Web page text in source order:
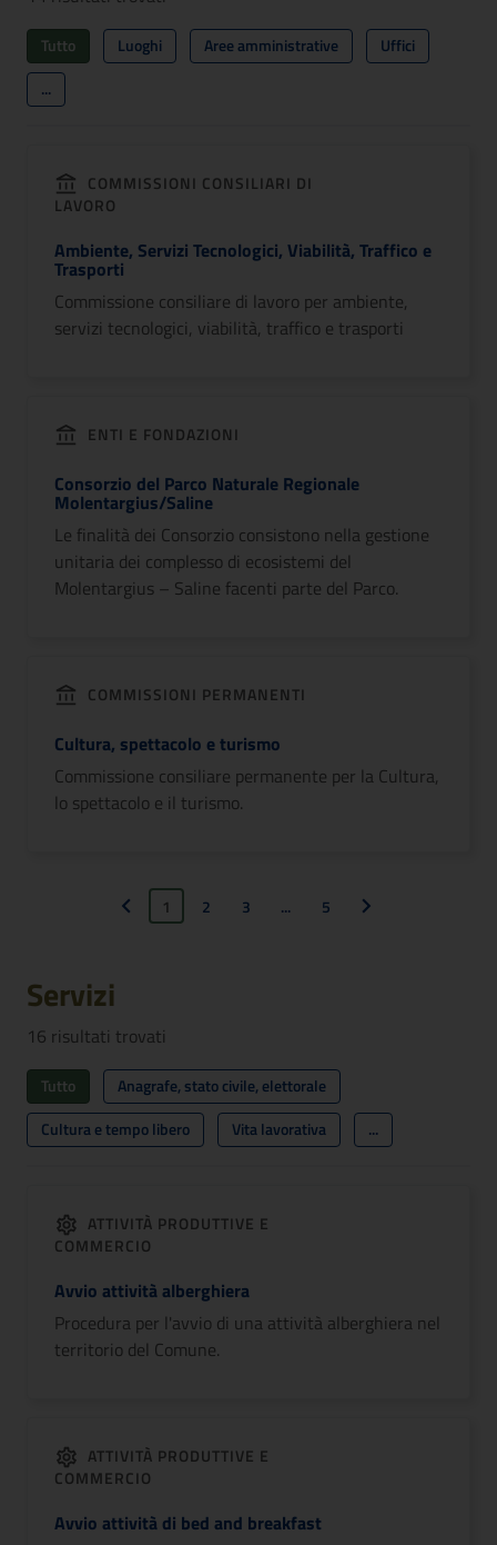
Tutto Luoghi Aree amministrative
Uffici
...
COMMISSIONI CONSILIARI DI
LAVORO
Ambiente, Servizi Tecnologici, Viabilità, Traffico e
Trasporti
Commissione consiliare di lavoro per ambiente,
servizi tecnologici, viabilità, traffico e trasporti
ENTI E FONDAZIONI
Consorzio del Parco Naturale Regionale
Molentargius/Saline
Le finalità dei Consorzio consistono nella gestione
unitaria dei complesso di ecosistemi del
Molentargius – Saline facenti parte del Parco.
COMMISSIONI PERMANENTI
Cultura, spettacolo e turismo
Commissione consiliare permanente per la Cultura,
lo spettacolo e il turismo.
Pagina precedente
1 2 3 ... 5 Pagina successiva
Servizi
16 risultati trovati
Tutto
Anagrafe, stato civile, elettorale
Cultura e tempo libero
Vita lavorativa ...
ATTIVITÀ PRODUTTIVE E
COMMERCIO
Avvio attività alberghiera
Procedura per l'avvio di una attività alberghiera nel
territorio del Comune.
ATTIVITÀ PRODUTTIVE E
COMMERCIO
Avvio attività di bed and breakfast